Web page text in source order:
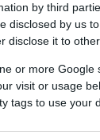
by third
disclosed by us
disclose it to
or more
visit or usage
tags to use your
a